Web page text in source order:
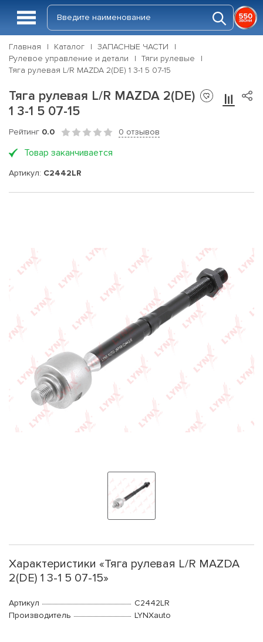
Главная Каталог
ЗАПАСНЫЕ ЧАСТИ
Рулевое управление и детали
Тяги рулевые
Тяга рулевая L/R MAZDA 2(DE) 1 3-1 5 07-15
Тяга рулевая L/R MAZDA 2(DE)
1 3-1 5 07-15
Рейтинг 0.0 0 отзывов
Товар заканчивается
Артикул: C2442LR
Характеристики «Тяга рулевая L/R MAZDA
2(DE) 1 3-1 5 07-15»
Артикул
C2442LR
Производитель
LYNXauto